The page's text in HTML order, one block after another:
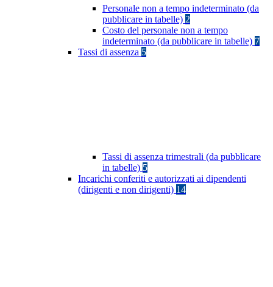
Personale non a tempo indeterminato (da
pubblicare in tabelle) 2
Costo del personale non a tempo
indeterminato (da pubblicare in tabelle) 7
Tassi di assenza 5
Tassi di assenza trimestrali (da pubblicare
in tabelle) 5
Incarichi conferiti e autorizzati ai dipendenti
(dirigenti e non dirigenti) 14